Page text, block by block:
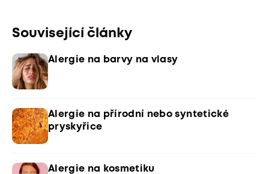
Související články
Alergie na barvy na vlasy
Alergie na přírodní nebo syntetické
pryskyřice
Alergie na kosmetiku